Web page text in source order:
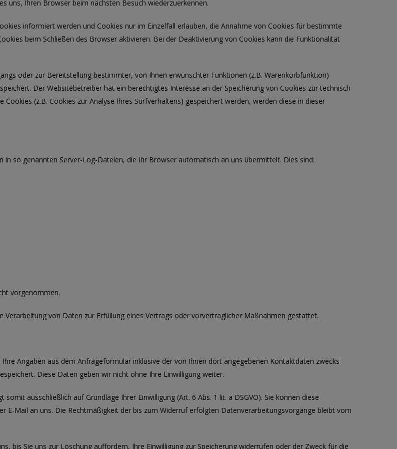
uns, Ihren Browser beim nächsten Besuch wiederzuerkennen.
informiert werden und Cookies nur im Einzelfall erlauben, die Annahme von Cookies für bestimmte
beim Schließen des Browser aktivieren. Bei der Deaktivierung von Cookies kann die Funktionalität
oder zur Bereitstellung bestimmter, von Ihnen erwünschter Funktionen (z.B. Warenkorbfunktion)
Der Websitebetreiber hat ein berechtigtes Interesse an der Speicherung von Cookies zur technisch
(z.B. Cookies zur Analyse Ihres Surfverhaltens) gespeichert werden, werden diese in dieser
so genannten Server-Log-Dateien, die Ihr Browser automatisch an uns übermittelt. Dies sind:
vorgenommen.
Verarbeitung von Daten zur Erfüllung eines Vertrags oder vorvertraglicher Maßnahmen gestattet.
Angaben aus dem Anfrageformular inklusive der von Ihnen dort angegebenen Kontaktdaten zwecks
Diese Daten geben wir nicht ohne Ihre Einwilligung weiter.
ausschließlich auf Grundlage Ihrer Einwilligung (Art. 6 Abs. 1 lit. a DSGVO). Sie können diese
E-Mail an uns. Die Rechtmäßigkeit der bis zum Widerruf erfolgten Datenverarbeitungsvorgänge bleibt vom
bis Sie uns zur Löschung auffordern, Ihre Einwilligung zur Speicherung widerrufen oder der Zweck für die